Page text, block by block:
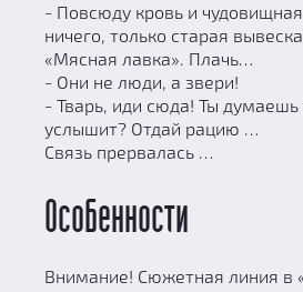
- Повсюду кровь и
ничего, только старая
«Мясная лавка». Плачь…
- Они не люди, а звери!
- Тварь, иди сюда! Ты думаешь
услышит? Отдай рацию …
Связь прервалась …
Особенности
Внимание! Сюжетная линия в